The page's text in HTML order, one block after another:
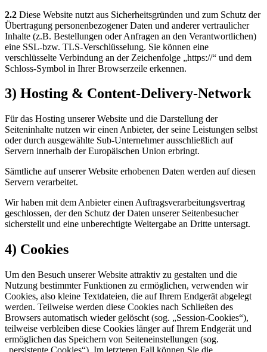
2.2 Diese Website nutzt aus Sicherheitsgründen und zum Schutz der
Übertragung personenbezogener Daten und anderer vertraulicher
Inhalte (z.B. Bestellungen oder Anfragen an den Verantwortlichen)
eine SSL-bzw. TLS-Verschlüsselung. Sie können eine
verschlüsselte Verbindung an der Zeichenfolge „https://“ und dem
Schloss-Symbol in Ihrer Browserzeile erkennen.
3) Hosting & Content-Delivery-Network
Für das Hosting unserer Website und die Darstellung der
Seiteninhalte nutzen wir einen Anbieter, der seine Leistungen selbst
oder durch ausgewählte Sub-Unternehmer ausschließlich auf
Servern innerhalb der Europäischen Union erbringt.
Sämtliche auf unserer Website erhobenen Daten werden auf diesen
Servern verarbeitet.
Wir haben mit dem Anbieter einen Auftragsverarbeitungsvertrag
geschlossen, der den Schutz der Daten unserer Seitenbesucher
sicherstellt und eine unberechtigte Weitergabe an Dritte untersagt.
4) Cookies
Um den Besuch unserer Website attraktiv zu gestalten und die
Nutzung bestimmter Funktionen zu ermöglichen, verwenden wir
Cookies, also kleine Textdateien, die auf Ihrem Endgerät abgelegt
werden. Teilweise werden diese Cookies nach Schließen des
Browsers automatisch wieder gelöscht (sog. „Session-Cookies“),
teilweise verbleiben diese Cookies länger auf Ihrem Endgerät und
ermöglichen das Speichern von Seiteneinstellungen (sog.